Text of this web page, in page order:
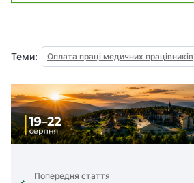
Теми: Оплата праці медичних працівників
Попередня стаття